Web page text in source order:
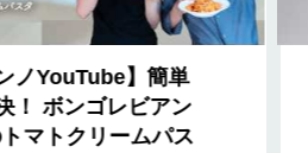
ノYouTube】簡単
！ ボンゴレビアン
マトクリームパス